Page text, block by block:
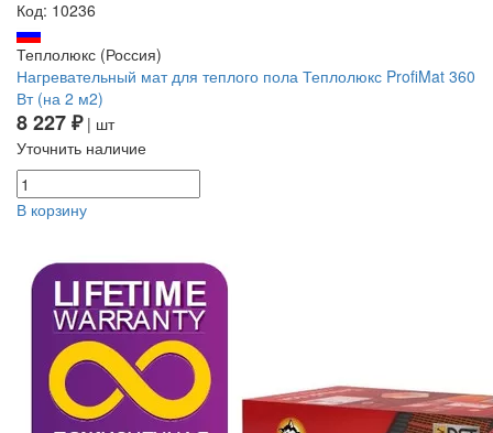
Код: 10236
Теплолюкс (Россия)
Нагревательный мат для теплого пола Теплолюкс ProfiMat 360
Вт (на 2 м2)
8 227 ₽| шт
Уточнить наличие
В корзину